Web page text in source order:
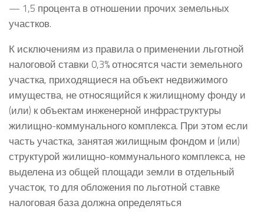
— 1,5 процента в отношении прочих земельных
участков.
К исключениям из правила о применении льготной
налоговой ставки 0,3% относятся части земельного
участка, приходящиеся на объект недвижимого
имущества, не относящийся к жилищному фонду и
(или) к объектам инженерной инфраструктуры
жилищно-коммунального комплекса. При этом если
часть участка, занятая жилищным фондом и (или)
структурой жилищно-коммунального комплекса, не
выделена из общей площади земли в отдельный
участок, то для обложения по льготной ставке
налоговая база должна определяться